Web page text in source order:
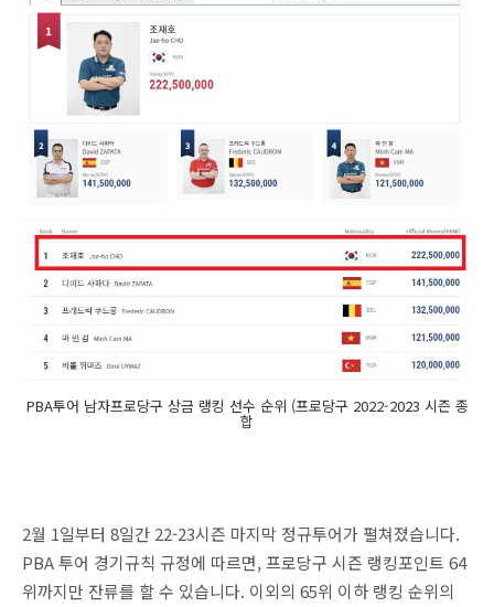
PBA투어 남자프로당구 상금 랭킹 선수 순위 (프로당구 2022-2023 시즌 종
합
2월 1일부터 8일간 22-23시즌 마지막 정규투어가 펼쳐졌습니다.
PBA 투어 경기규칙 규정에 따르면, 프로당구 시즌 랭킹포인트 64
위까지만 잔류를 할 수 있습니다. 이외의 65위 이하 랭킹 순위의